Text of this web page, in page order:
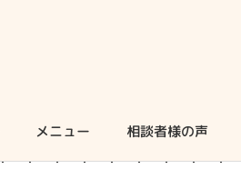
メニュー 相談者様の声